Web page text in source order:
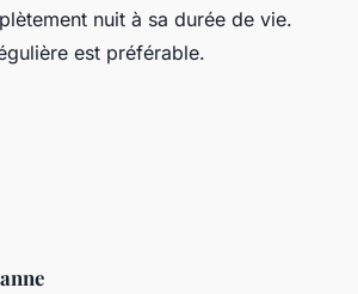
nuit à sa durée de vie.
est préférable.